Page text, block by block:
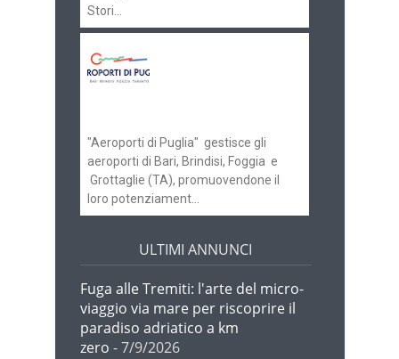
Stori...
"Aeroporti di Puglia" gestisce gli
aeroporti di Bari, Brindisi, Foggia e
Grottaglie (TA), promuovendone il
loro potenziament...
ULTIMI ANNUNCI
Fuga alle Tremiti: l'arte del micro-
viaggio via mare per riscoprire il
paradiso adriatico a km
zero - 7/9/2026